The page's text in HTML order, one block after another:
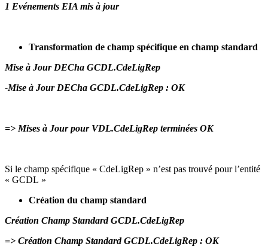
1 Evénements EIA mis à jour
Transformation de champ spécifique en champ standard
Mise à Jour DECha GCDL.CdeLigRep
-Mise à Jour DECha GCDL.CdeLigRep : OK
=> Mises à Jour pour VDL.CdeLigRep terminées OK
Si le champ spécifique « CdeLigRep » n’est pas trouvé pour l’entité
« GCDL »
Création du champ standard
Création Champ Standard GCDL.CdeLigRep
=> Création Champ Standard GCDL.CdeLigRep : OK